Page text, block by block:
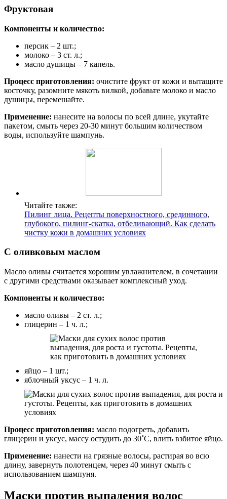
Фруктовая
Компоненты и количество:
персик – 2 шт.;
молоко – 3 ст. л.;
масло душицы – 7 капель.
Процесс приготовления: очистите фрукт от кожи и вытащите
косточку, разомните мякоть вилкой, добавьте молоко и масло
душицы, перемешайте.
Применение: нанесите на волосы по всей длине, укутайте
пакетом, смыть через 20-30 минут большим количеством
воды, используйте шампунь.
Читайте также:
Пилинг лица. Рецепты поверхностного, срединного,
глубокого, пилинг-скатка, отбеливающий. Как сделать
чистку кожи в домашних условиях
С оливковым маслом
Масло оливы считается хорошим увлажнителем, в сочетании
с другими средствами оказывает комплексный уход.
Компоненты и количество:
масло оливы – 2 ст. л.;
глицерин – 1 ч. л.;
яйцо – 1 шт.;
яблочный уксус – 1 ч. л.
Процесс приготовления: масло подогреть, добавить
глицерин и уксус, массу остудить до 30˚С, влить взбитое яйцо.
Применение: нанести на грязные волосы, растирая во всю
длину, завернуть полотенцем, через 40 минут смыть с
использованием шампуня.
Маски против выпадения волос